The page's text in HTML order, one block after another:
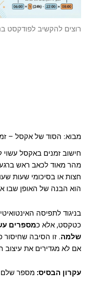
font_download סמן קישורים
רוצים להקשיב לפודקסט
מבוא: הסוד של אקסל –
חישוב זמנים באקסל
מהר מאוד לכאב ראש
הוא הבנה של האופן שבו
בניגוד לתפיסה
כטקסט, אלא כמספרים
שלמה. זו הסיבה שחיסור
אם לא מגדירים את עיצוב
עקרון הבסיס: מספר שלם